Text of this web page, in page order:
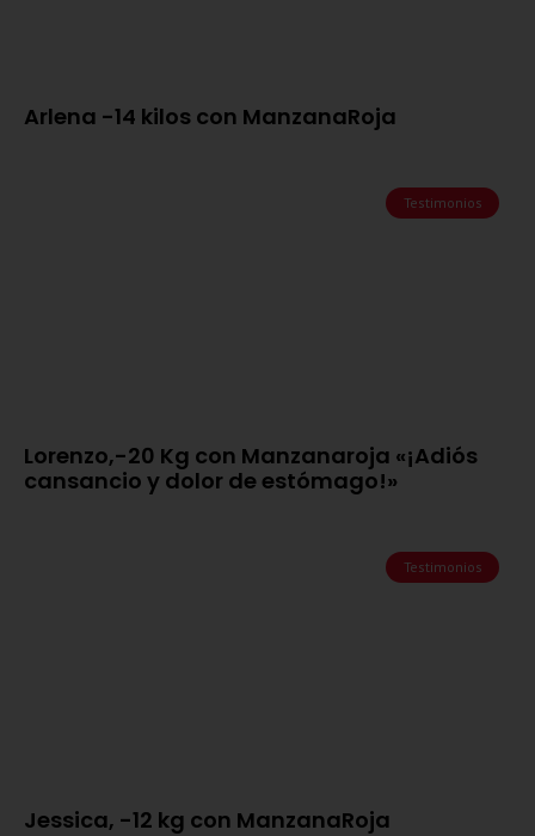
Arlena -14 kilos con ManzanaRoja
Testimonios
Lorenzo,-20 Kg con Manzanaroja «¡Adiós
cansancio y dolor de estómago!»
Testimonios
Jessica, -12 kg con ManzanaRoja